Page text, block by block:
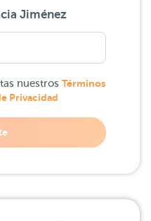
Jiménez
nuestros Términos
Privacidad